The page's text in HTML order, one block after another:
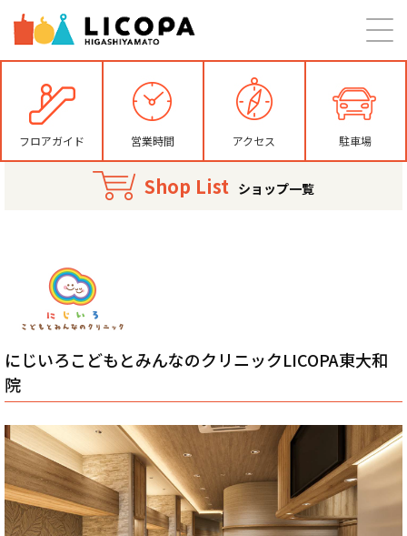
フロアガイド 営業時間 アクセス 駐車場
Shop List ショップ一覧
にじいろこどもとみんなのクリニックLICOPA東大和
院